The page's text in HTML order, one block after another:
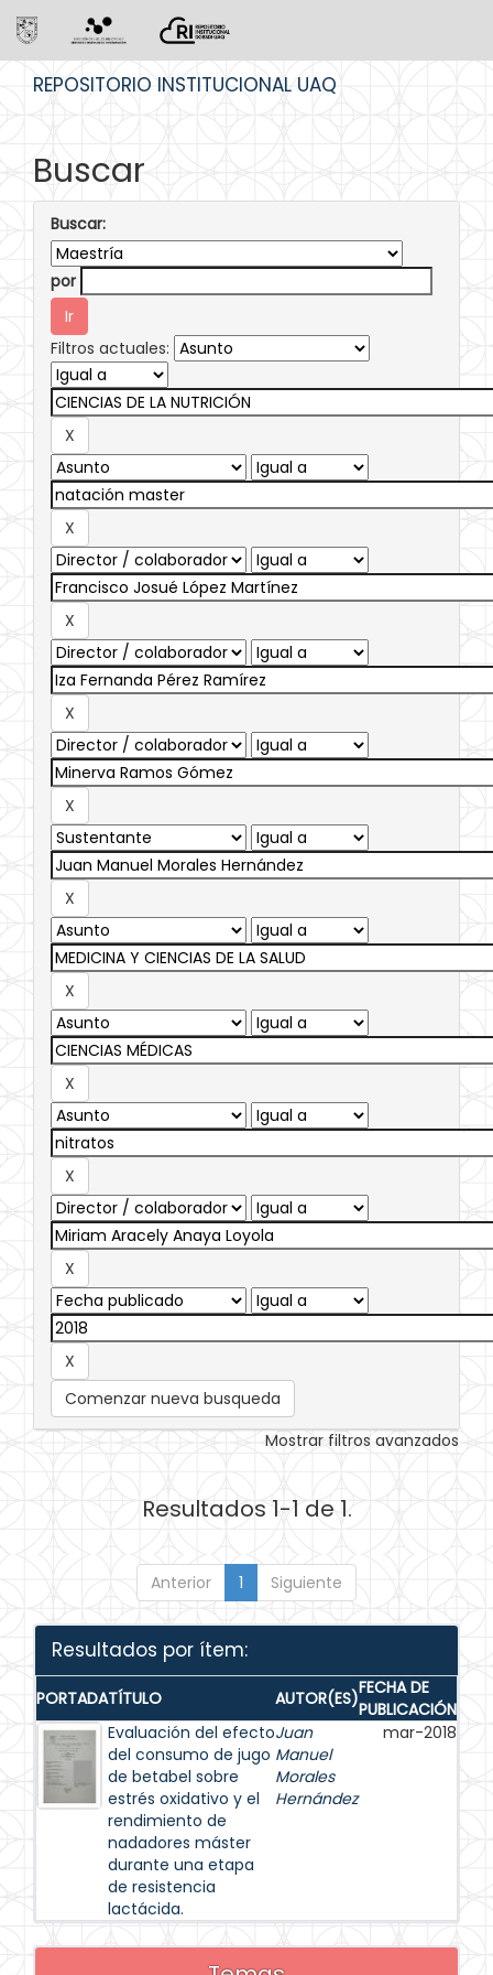
REPOSITORIO INSTITUCIONAL UAQ
Buscar
Buscar:
por
Filtros actuales:
Comenzar nueva busqueda
Mostrar filtros avanzados
Resultados 1-1 de 1.
Anterior 1 Siguiente
Resultados por ítem:
PORTADATÍTULO AUTOR(ES)FECHA DE
PUBLICACIÓN
Evaluación del efecto
del consumo de jugo
de betabel sobre
estrés oxidativo y el
rendimiento de
nadadores máster
durante una etapa
de resistencia
lactácida.
Juan
Manuel
Morales
Hernández
mar-2018